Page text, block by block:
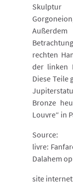
Skulptur
rechten
der linken
Diese Teile
Bronze
Louvre“ in
Source:
livre:
Dalahem
site